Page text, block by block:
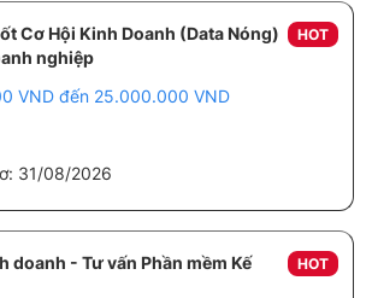
HOT
Cơ Hội Kinh Doanh (Data Nóng)
nghiệp
VND đến 25.000.000 VND
31/08/2026
HOT
doanh - Tư vấn Phần mềm Kế